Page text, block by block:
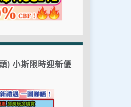
) 小斯限時迎新優